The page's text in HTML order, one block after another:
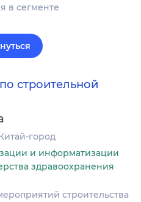
в сегменте
строительной
город
и информатизации
здравоохранения
строительства